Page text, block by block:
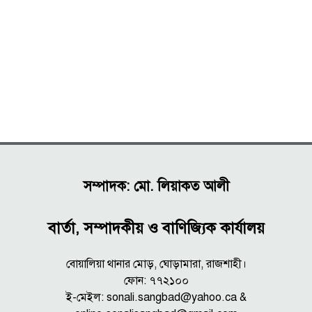
সম্পাদক: মো. লিয়াকত আলী
বার্তা, সম্পাদকীয় ও বাণিজ্যিক কার্যালয়
বোয়ালিয়া থানার মোড়, ঘোড়ামারা, রাজশাহী।
ফোন: ৭৭২১০০
ই-মেইল: sonali.sangbad@yahoo.ca &